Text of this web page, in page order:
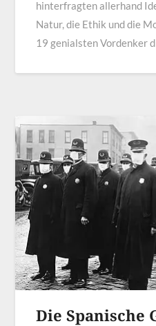
hinterfragten allerhand
Natur, die Ethik und die
19 genialsten Vordenker
Die Spanische